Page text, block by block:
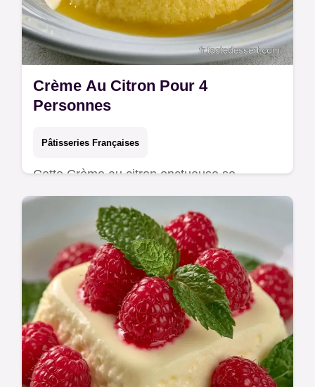
Crème Au Citron Pour 4
Personnes
Pâtisseries Françaises
Cette Crème au citron onctueuse se
prépare sans oeufs pour un résultat léger.
Utilisez notre tableau de substitutions pour
adapter votre budget.